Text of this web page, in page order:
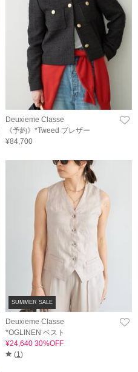
Deuxieme Classe
《予約》*Tweed ブレザー
¥84,700
SUMMER SALE
Deuxieme Classe
*OGLINEN ベスト
¥24,640 30%OFF
(1)